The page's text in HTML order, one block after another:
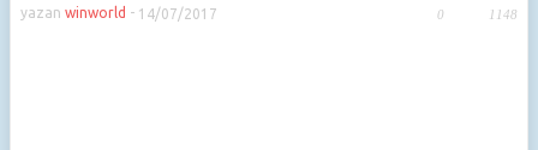
yazan winworld - 14/07/2017 0 1148